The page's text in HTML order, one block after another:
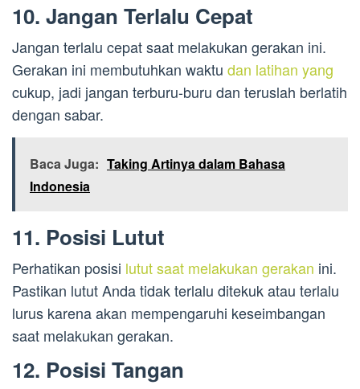
10. Jangan Terlalu Cepat
Jangan terlalu cepat saat melakukan gerakan ini.
Gerakan ini membutuhkan waktu dan latihan yang
cukup, jadi jangan terburu-buru dan teruslah berlatih
dengan sabar.
Baca Juga: Taking Artinya dalam Bahasa
Indonesia
11. Posisi Lutut
Perhatikan posisi lutut saat melakukan gerakan ini.
Pastikan lutut Anda tidak terlalu ditekuk atau terlalu
lurus karena akan mempengaruhi keseimbangan
saat melakukan gerakan.
12. Posisi Tangan